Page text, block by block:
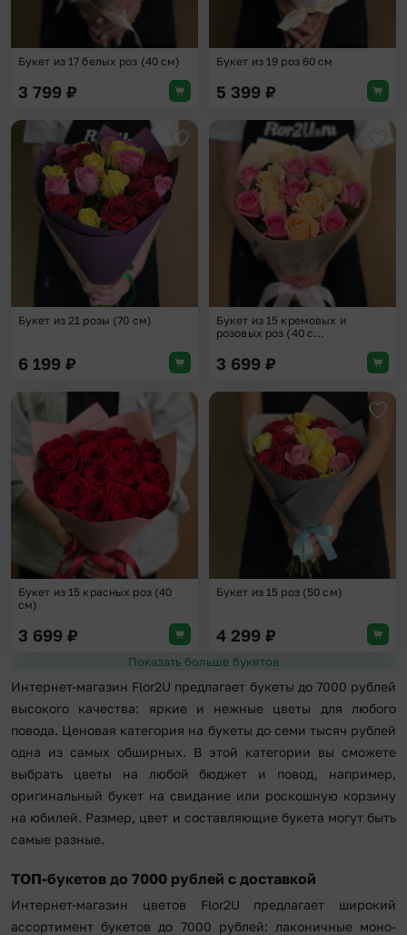
Букет из 17 белых роз (40 см)
3 799 ₽
Букет из 19 роз 60 см
5 399 ₽
Добавить в избранное
Букет из 21 розы (70 см)
6 199 ₽
Букет из 15 кремовых и
розовых роз (40 с...
3 699 ₽
Добавить в избранное
Букет из 15 красных роз (40
см)
3 699 ₽
Букет из 15 роз (50 см)
4 299 ₽
Показать больше букетов
Интернет-магазин Flor2U предлагает букеты до 7000 рублей
высокого качества: яркие и нежные цветы для любого
повода. Ценовая категория на букеты до семи тысяч рублей
одна из самых обширных. В этой категории вы сможете
выбрать цветы на любой бюджет и повод, например,
оригинальный букет на свидание или роскошную корзину
на юбилей. Размер, цвет и составляющие букета могут быть
самые разные.
ТОП-букетов до 7000 рублей с доставкой
Интернет-магазин цветов Flor2U предлагает широкий
ассортимент букетов до 7000 рублей: лаконичные моно-